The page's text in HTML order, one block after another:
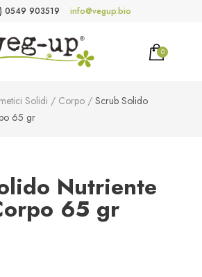
0549 903519 info@vegup.bio
0
Solidi / Corpo / Scrub Solido
65 gr
Nutriente
65 gr